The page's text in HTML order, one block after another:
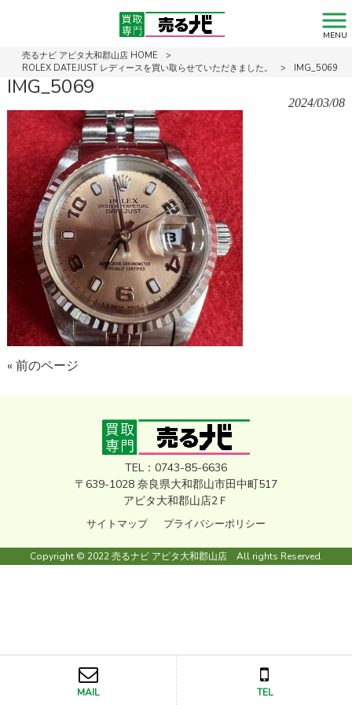
MENU
売るナビ アピタ大和郡山店 HOME
>
ROLEX DATEJUST レディースを買い取らせていただきました。
> IMG_5069
IMG_5069
2024/03/08
« 前のページ
TEL：0743-85-6636
〒639-1028 奈良県大和郡山市田中町517
アピタ大和郡山店2Ｆ
サイトマップ プライバシーポリシー
Copyright © 2022 売るナビ アピタ大和郡山店 All rights Reserved.
MAIL TEL